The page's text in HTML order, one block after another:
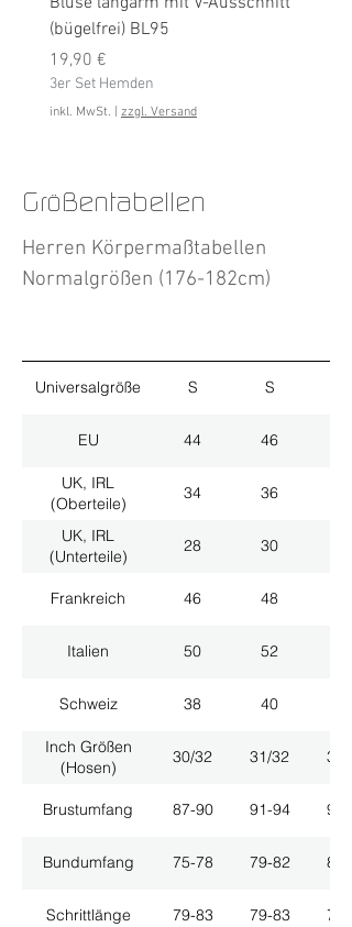
(bügelfrei) BL95
Preis
19,90 €
3er Set Hemden
inkl. MwSt. zzgl. Versand
Größentabellen
Herren Körpermaßtabellen
Normalgrößen (176-182cm)
Universalgröße S S
EU 44 46
UK, IRL
(Oberteile)
34 36
UK, IRL
(Unterteile)
28 30
Frankreich 46 48
Italien 50 52
Schweiz 38 40
Inch Größen
(Hosen)
30/32 31/32 33/
Brustumfang 87-90 91-94 95-
Bundumfang 75-78 79-82 83-
Schrittlänge 79-83 79-83 79-